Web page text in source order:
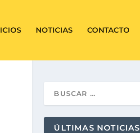
NOTICIAS CONTACTO
ÚLTIMAS NOTICIAS